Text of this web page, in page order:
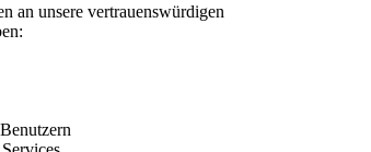
an unsere vertrauenswürdigen